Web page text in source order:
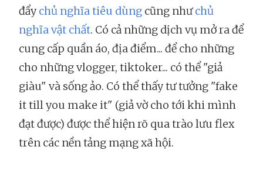
đẩychủ nghĩa tiêu dùng cũng nhưchủ
nghĩa vật chất. Có cả những dịch vụ mở ra để
cung cấp quần áo, địa điểm... để cho những
cho những vlogger, tiktoker... có thể "giả
giàu" và sống ảo. Có thể thấy tư tưởng "fake
it till you make it" (giả vờ cho tới khi mình
đạt được) được thể hiện rõ qua trào lưu flex
trên các nền tảng mạng xã hội.